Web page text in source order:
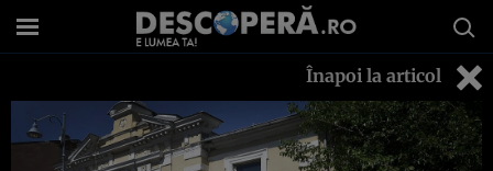
Înapoi la articol